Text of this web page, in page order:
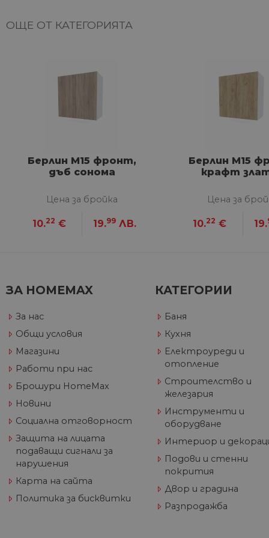
ОЩЕ ОТ КАТЕГОРИЯТА
Берлин М15 фронт,
дъб сонома
Цена за бройка
10.22 € 19.99 ЛВ.
Берлин М15
крафт
Цена за
10.22 € 19.
ЗА HOMEMAX
За нас
Общи условия
Магазини
Работи при нас
Брошури HomeMax
Новини
Социална отговорност
Защита на лицата
подаващи сигнали за
нарушения
Карта на сайта
Политика за бисквитки
КАТЕГОРИИ
Баня
Кухня
Електроуреди и
отопление
Строителство и
железария
Инструменти и
оборудване
Интериор и
Подови и стенни
покрития
Двор и градина
Разпродажба
G_ENABLED_IDPS
Име
__utmb
__utmc
YSC
VISITOR_INFO1_LIVE
test_cookie
_fbp
Име
GeneralAppGenSession
__Secure-ROLLOUT_TOKEN
Google Privacy